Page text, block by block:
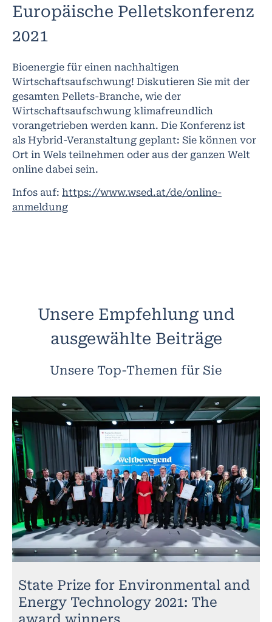
Europäische Pelletskonferenz
2021
Bioenergie für einen nachhaltigen
Wirtschaftsaufschwung! Diskutieren Sie mit der
gesamten Pellets-Branche, wie der
Wirtschaftsaufschwung klimafreundlich
vorangetrieben werden kann. Die Konferenz ist
als Hybrid-Veranstaltung geplant: Sie können vor
Ort in Wels teilnehmen oder aus der ganzen Welt
online dabei sein.
Infos auf: https://www.wsed.at/de/online-
anmeldung
Unsere Empfehlung und
ausgewählte Beiträge
Unsere Top-Themen für Sie
State Prize for Environmental and
Energy Technology 2021: The